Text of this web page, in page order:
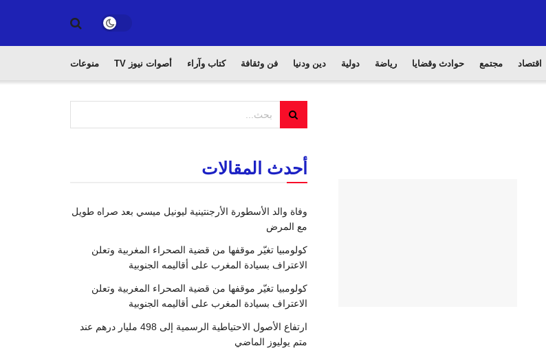
اقتصاد مجتمع حوادث وقضايا رياضة دولية دين ودنيا فن وثقافة كتاب وآراء أصوات نيوز TV منوعات
أحدث المقالات
وفاة والد الأسطورة الأرجنتينية ليونيل ميسي بعد صراه طويل
مع المرض
كولومبيا تغيّر موقفها من قضية الصحراء المغربية وتعلن
الاعتراف بسيادة المغرب على أقاليمه الجنوبية
كولومبيا تغيّر موقفها من قضية الصحراء المغربية وتعلن
الاعتراف بسيادة المغرب على أقاليمه الجنوبية
ارتفاع الأصول الاحتياطية الرسمية إلى 498 مليار درهم عند
متم يوليوز الماضي